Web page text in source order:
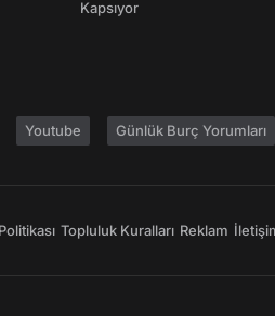
Kapsıyor
Youtube Günlük Burç Yorumları
Topluluk Kuralları Reklam